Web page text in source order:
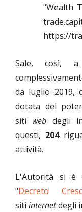
"Wealth
https://
Sale, così,
da luglio 2019,
dotata del
siti web degli
questi, 204
attività.
L'Autorità si è
"Decreto
siti internetdegli